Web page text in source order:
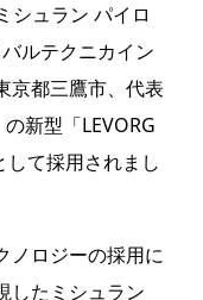
シュラン パイロ
ルテクニカイン
京都三鷹市、代表
新型「LEVORG
て採用されまし
ノロジーの採用に
したミシュラン